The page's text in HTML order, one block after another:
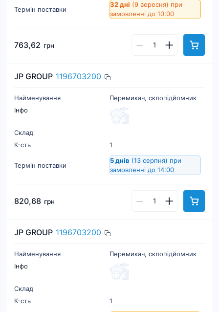
Термін поставки
32 дні (9 вересня) при
замовленні до 10:00
763,62 грн
JP GROUP 1196703200
Найменування
Перемикач, склопідйомник
Інфо
Склад
К-cть
1
Термін поставки
5 днів (13 серпня) при
замовленні до 14:00
820,68 грн
JP GROUP 1196703200
Найменування
Перемикач, склопідйомник
Інфо
Склад
К-cть
1